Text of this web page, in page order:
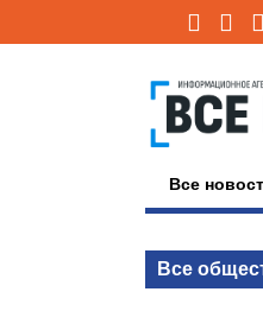
Все
Все